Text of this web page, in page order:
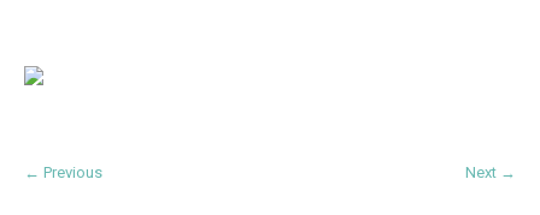
← Previous Next →